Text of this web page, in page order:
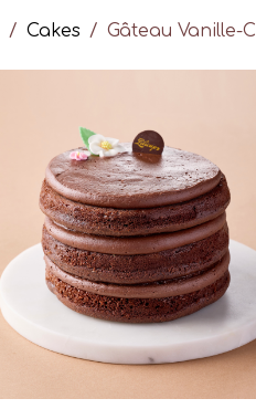
Cakes Gâteau Vanille-